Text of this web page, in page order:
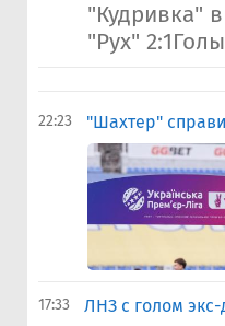
"Кудривка"
"Рух"
22:23 "Шахтер"
17:33 ЛНЗ с голом